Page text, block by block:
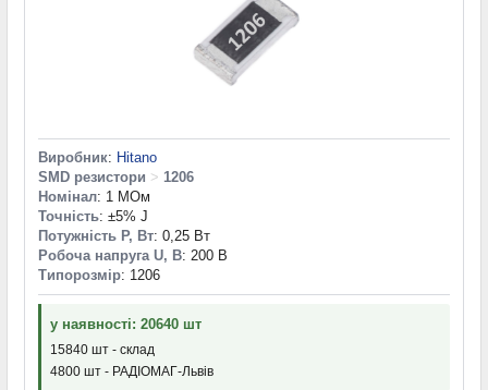
Виробник: Hitano
SMD резистори > 1206
Номінал: 1 МОм
Точність: ±5% J
Потужність P, Вт: 0,25 Вт
Робоча напруга U, В: 200 В
Типорозмір: 1206
у наявності: 20640 шт
15840 шт - склад
4800 шт - РАДІОМАГ-Львів